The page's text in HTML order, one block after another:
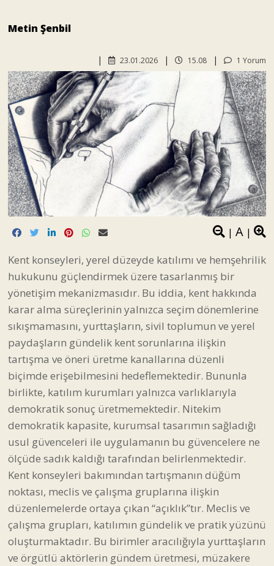
Metin Şenbil
1 Yorum
15.08
23.01.2026
| A |
Kent konseyleri, yerel düzeyde katılımı ve hemşehrilik
hukukunu güçlendirmek üzere tasarlanmış bir
yönetişim mekanizmasıdır. Bu iddia, kent hakkında
karar alma süreçlerinin yalnızca seçim dönemlerine
sıkışmamasını, yurttaşların, sivil toplumun ve yerel
paydaşların gündelik kent sorunlarına ilişkin
tartışma ve öneri üretme kanallarına düzenli
biçimde erişebilmesini hedeflemektedir. Bununla
birlikte, katılım kurumları yalnızca varlıklarıyla
demokratik sonuç üretmemektedir. Nitekim
demokratik kapasite, kurumsal tasarımın sağladığı
usul güvenceleri ile uygulamanın bu güvencelere ne
ölçüde sadık kaldığı tarafından belirlenmektedir.
Kent konseyleri bakımından tartışmanın düğüm
noktası, meclis ve çalışma gruplarına ilişkin
düzenlemelerde ortaya çıkan “açıklık”tır. Meclis ve
çalışma grupları, katılımın gündelik ve pratik yüzünü
oluşturmaktadır. Bu birimler aracılığıyla yurttaşların
ve örgütlü aktörlerin gündem üretmesi, müzakere